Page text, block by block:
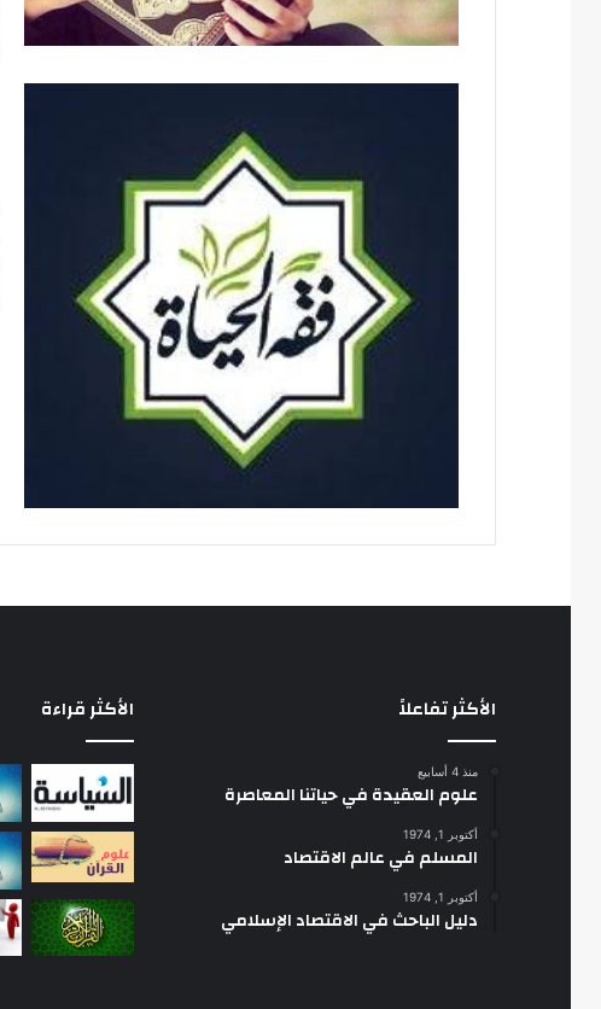
الأكثر تفاعلاً
منذ 4 أسابيع
علوم العقيدة في حياتنا المعاصرة
أكتوبر 1, 1974
المسلم في عالم الاقتصاد
أكتوبر 1, 1974
دليل الباحث في الاقتصاد الإسلامي
الأكثر قراءة